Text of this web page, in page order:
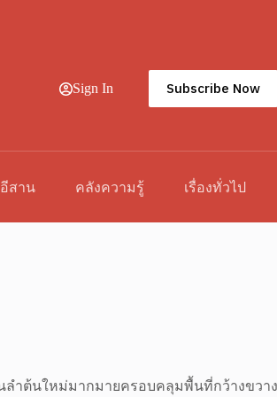
Sign In Subscribe Now
สาน คลังความรู้ เรื่องทั่วไป
ลำต้นใหม่มากมายครอบคลุมพื้นที่กว้างขวา